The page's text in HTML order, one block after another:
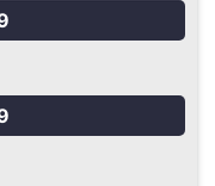
Fi 6E